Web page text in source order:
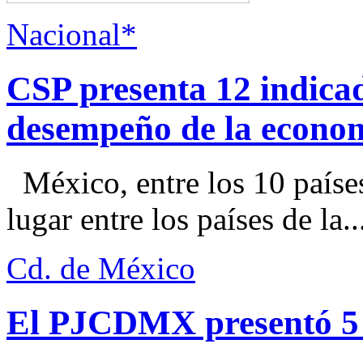
Nacional*
CSP presenta 12
desempeño de la
México, entre los 10
lugar entre los países de
Cd. de México
El PJCDMX presentó